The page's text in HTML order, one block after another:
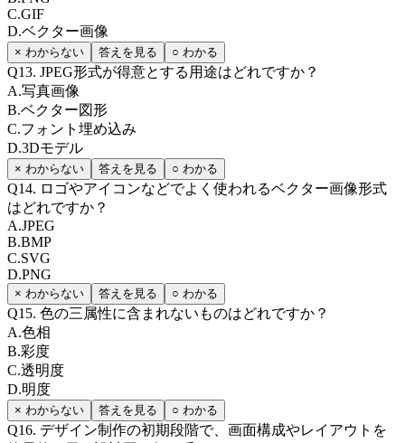
C.GIF
D.ベクター画像
× わからない 答えを見る ○ わかる
Q13. JPEG形式が得意とする用途はどれですか？
A.写真画像
B.ベクター図形
C.フォント埋め込み
D.3Dモデル
× わからない 答えを見る ○ わかる
Q14. ロゴやアイコンなどでよく使われるベクター画像形式
はどれですか？
A.JPEG
B.BMP
C.SVG
D.PNG
× わからない 答えを見る ○ わかる
Q15. 色の三属性に含まれないものはどれですか？
A.色相
B.彩度
C.透明度
D.明度
× わからない 答えを見る ○ わかる
Q16. デザイン制作の初期段階で、画面構成やレイアウトを